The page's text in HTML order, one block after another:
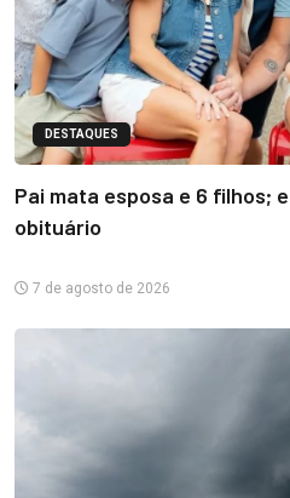
DESTAQUES
Pai mata esposa e 6 filhos;
obituário
7 de agosto de 2026